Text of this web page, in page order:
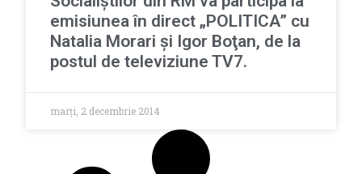
emisiunea în direct „POLITICA” cu
Natalia Morari şi Igor Boţan, de la
postul de televiziune TV7.
marți, 2 decembrie 2014